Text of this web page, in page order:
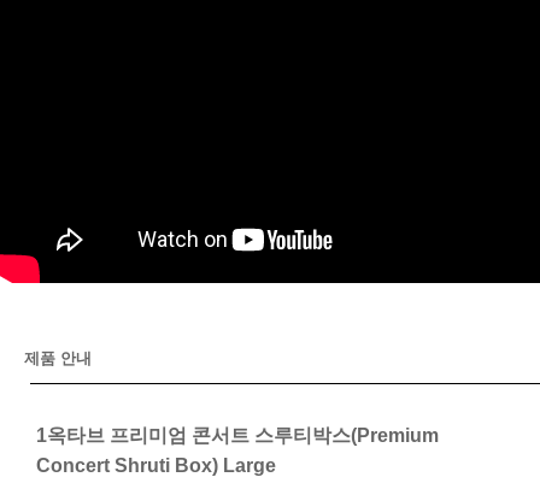
제품 안내
1옥타브 프리미엄 콘서트 스루티박스(Premium
Concert Shruti Box) Large